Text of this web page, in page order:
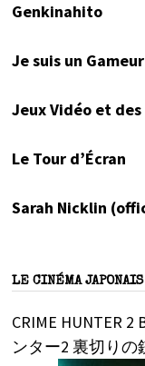
Genkinahito
Je suis un Gameur
Jeux Vidéo et des
Le Tour d’Écran
Sarah Nicklin
LE CINÉMA JAPONAIS
CRIME HUNTER 2
ンター2 裏切りの